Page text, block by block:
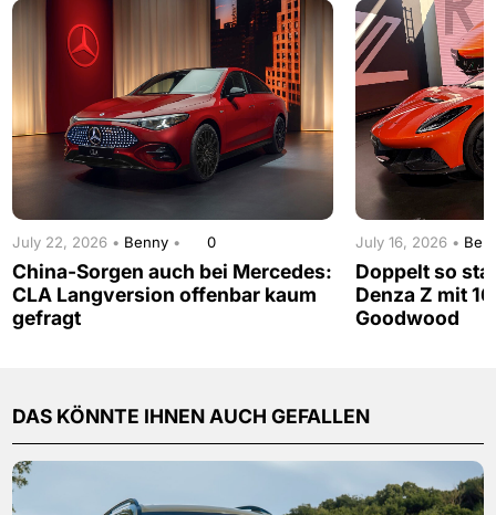
July 22, 2026 • Benny • 0
China-Sorgen auch bei Mercedes:
CLA Langversion offenbar kaum
gefragt
July 16, 2026 •
Doppelt so
Denza Z mit
Goodwood
DAS KÖNNTE IHNEN AUCH GEFALLEN